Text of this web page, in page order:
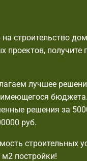
строительство
проектов, получите
лучшее
решения за
руб.
строительных
м2 постройки!